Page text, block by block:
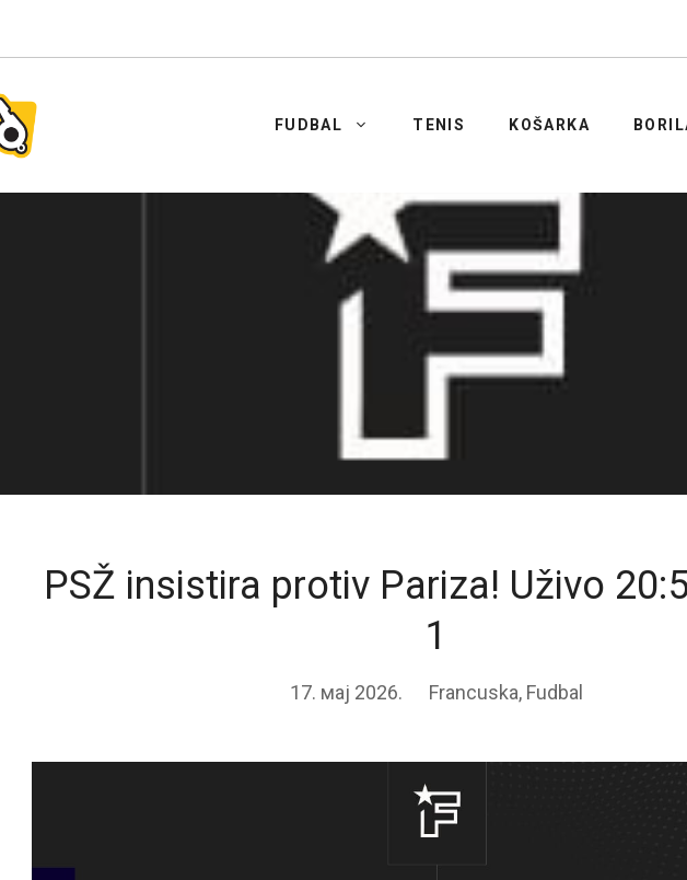
FUDBAL TENIS KOŠARKA
PSŽ insistira protiv Pariza! Uživo
1
17. мај 2026. Francuska, Fudbal